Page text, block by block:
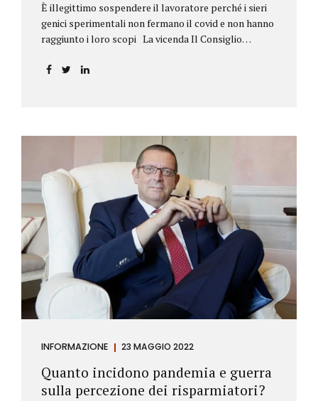
È illegittimo sospendere il lavoratore perché i sieri
genici sperimentali non fermano il covid e non hanno
raggiunto i loro scopi La vicenda Il Consiglio
alla sospensione di una propria iscritta, a causa del
76/2021. La psicologa ricorreva in via d’urgenza al
Tribunale di Firenze per chiedere la sospensione di
tale provvedimento, gravemente pregiudizievole per
la propria persona, in quanto impeditivo dello
svolgimento della libera professione. Per il Giudice
fiorentino, Dott.ssa Susanna Zanda, il
provvedimento assunto dal Consiglio lede...
INFORMAZIONE 23 MAGGIO 2022
Quanto incidono pandemia e guerra
sulla percezione dei risparmiatori?